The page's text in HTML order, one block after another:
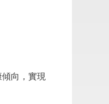
向，實現